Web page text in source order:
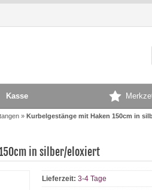
Kasse
» Kurbelgestänge mit Haken 150cm in
in silber/eloxiert
Lieferzeit: 3-4 Tage